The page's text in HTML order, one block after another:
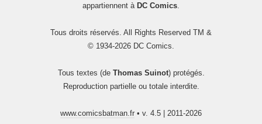
appartiennent à DC Comics
Tous droits réservés. All Rights Reserved TM &
© 1934-2026 DC Comics.
Tous textes (de Thomas Suinot) protégés.
Reproduction partielle ou totale interdite.
www.comicsbatman.fr • v. 4.5 | 2011-2026